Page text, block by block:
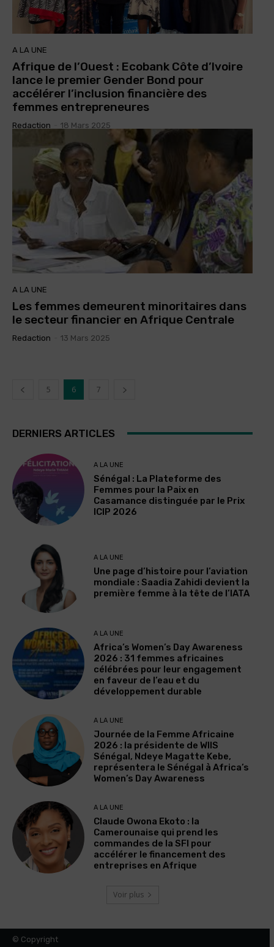
A LA UNE
Afrique de l’Ouest : Ecobank Côte d’Ivoire
lance le premier Gender Bond pour
accélérer l’inclusion financière des
femmes entrepreneures
Redaction 18 Mars 2025
A LA UNE
Les femmes demeurent minoritaires dans
le secteur financier en Afrique Centrale
Redaction 13 Mars 2025
5 6 7
DERNIERS ARTICLES
A LA UNE
Sénégal : La Plateforme des
Femmes pour la Paix en
Casamance distinguée par le Prix
ICIP 2026
A LA UNE
Une page d’histoire pour l’aviation
mondiale : Saadia Zahidi devient la
première femme à la tête de l’IATA
A LA UNE
Africa’s Women’s Day Awareness
2026 : 31 femmes africaines
célébrées pour leur engagement
en faveur de l’eau et du
développement durable
A LA UNE
Journée de la Femme Africaine
2026 : la présidente de WIIS
Sénégal, Ndeye Magatte Kebe,
représentera le Sénégal à Africa’s
Women’s Day Awareness
A LA UNE
Claude Owona Ekoto : la
Camerounaise qui prend les
commandes de la SFI pour
accélérer le financement des
entreprises en Afrique
Voir plus
© Copyright